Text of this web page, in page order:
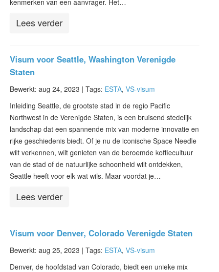
kenmerken van een aanvrager. Het…
Lees verder
Visum voor Seattle, Washington Verenigde
Staten
Bewerkt: aug 24, 2023 | Tags: ESTA, VS-visum
Inleiding Seattle, de grootste stad in de regio Pacific
Northwest in de Verenigde Staten, is een bruisend stedelijk
landschap dat een spannende mix van moderne innovatie en
rijke geschiedenis biedt. Of je nu de iconische Space Needle
wilt verkennen, wilt genieten van de beroemde koffiecultuur
van de stad of de natuurlijke schoonheid wilt ontdekken,
Seattle heeft voor elk wat wils. Maar voordat je…
Lees verder
Visum voor Denver, Colorado Verenigde Staten
Bewerkt: aug 25, 2023 | Tags: ESTA, VS-visum
Denver, de hoofdstad van Colorado, biedt een unieke mix